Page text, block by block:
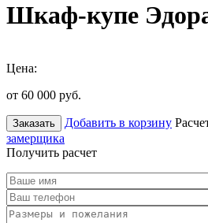
Шкаф-купе
Цена:
от 60 000 руб.
Заказать Добавить в корзину
замерщика
Получить расчет